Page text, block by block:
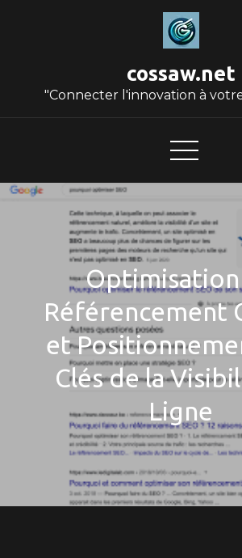
cossaw.net
"Connecter l'innovation à
Optimisation
Référencement
et
Clés de la
Ligne